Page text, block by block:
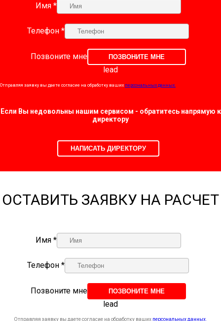
Имя *
Телефон *
Позвоните мне
lead
Отправляя заявку вы даете согласие на обработку ваших персональных данных.
Если Вы недовольны нашим сервисом - обратитесь напрямую к
директору
НАПИСАТЬ ДИРЕКТОРУ
ОСТАВИТЬ ЗАЯВКУ НА РАСЧЕТ
Имя *
Телефон *
Позвоните мне
lead
Отправляя заявку вы даете согласие на обработку ваших персональных данных.